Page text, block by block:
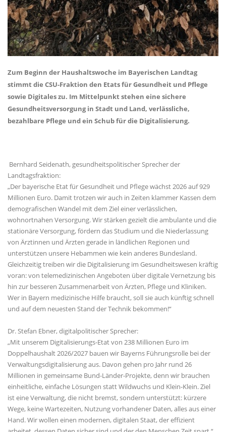
Zum Beginn der Haushaltswoche im Bayerischen Landtag
stimmt die CSU-Fraktion den Etats für Gesundheit und Pflege
sowie Digitales zu. Im Mittelpunkt stehen eine sichere
Gesundheitsversorgung in Stadt und Land, verlässliche,
bezahlbare Pflege und ein Schub für die Digitalisierung.
Bernhard Seidenath, gesundheitspolitischer Sprecher der
Landtagsfraktion:
Der bayerische Etat für Gesundheit und Pflege wächst 2026 auf 929
Millionen Euro. Damit trotzen wir auch in Zeiten klammer Kassen dem
demografischen Wandel mit dem Ziel einer verlässlichen,
wohnortnahen Versorgung. Wir stärken gezielt die ambulante und die
stationäre Versorgung, fördern das Studium und die Niederlassung
von Ärztinnen und Ärzten gerade in ländlichen Regionen und
unterstützen unsere Hebammen wie kein anderes Bundesland.
Gleichzeitig treiben wir die Digitalisierung im Gesundheitswesen kräftig
voran: von telemedizinischen Angeboten über digitale Vernetzung bis
hin zur besseren Zusammenarbeit von Ärzten, Pflege und Kliniken.
Wer in Bayern medizinische Hilfe braucht, soll sie auch künftig schnell
und auf dem neuesten Stand der Technik bekommen!“
Dr. Stefan Ebner, digitalpolitischer Sprecher:
Mit unserem Digitalisierungs-Etat von 238 Millionen Euro im
Doppelhaushalt 2026/2027 bauen wir Bayerns Führungsrolle bei der
Verwaltungsdigitalisierung aus. Davon gehen pro Jahr rund 26
Millionen in gemeinsame Bund-Länder-Projekte, denn wir brauchen
einheitliche, einfache Lösungen statt Wildwuchs und Klein-Klein. Ziel
ist eine Verwaltung, die nicht bremst, sondern unterstützt: kürzere
Wege, keine Wartezeiten, Nutzung vorhandener Daten, alles aus einer
Hand. Wir wollen einen modernen, digitalen Staat, der effizient